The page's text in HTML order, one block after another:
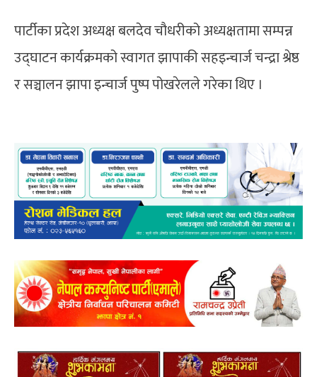
पार्टीका प्रदेश अध्यक्ष बलदेव चौधरीको अध्यक्षतामा सम्पन्न
उद्घाटन कार्यक्रमको स्वागत झापाकी सहइन्चार्ज चन्द्रा श्रेष्ठ
र सञ्चालन झापा इन्चार्ज पुष्प पोखरेलले गरेका थिए ।